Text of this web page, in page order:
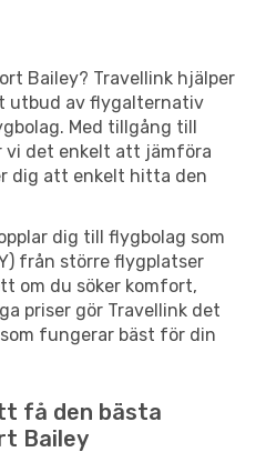
Bailey? Travellink hjälper
utbud av flygalternativ
Med tillgång till
vi det enkelt att jämföra
dig att enkelt hitta den
dig till flygbolag som
från större flygplatser
om du söker komfort,
priser gör Travellink det
fungerar bäst för din
få den bästa
Bailey